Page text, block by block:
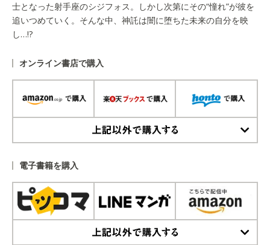
士となった射手座のシジフォス。しかし次第にその“憧れ”が彼を
追いつめていく。そんな中、神託は闇に堕ちた未来の自分を映
し…!?
オンライン書店で購入
電子書籍を購入